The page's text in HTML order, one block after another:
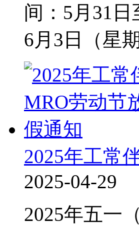
间：5月31
6月3日（星
2025年工常
2025-04-29
2025年五一